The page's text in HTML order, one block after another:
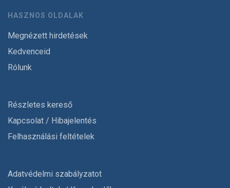
HASZNOS OLDALAK
Megnézett hirdetések
Kedvenceid
Rólunk
Részletes kereső
Kapcsolat / Hibajelentés
Felhasználási feltételek
Adatvédelmi szabályzatot